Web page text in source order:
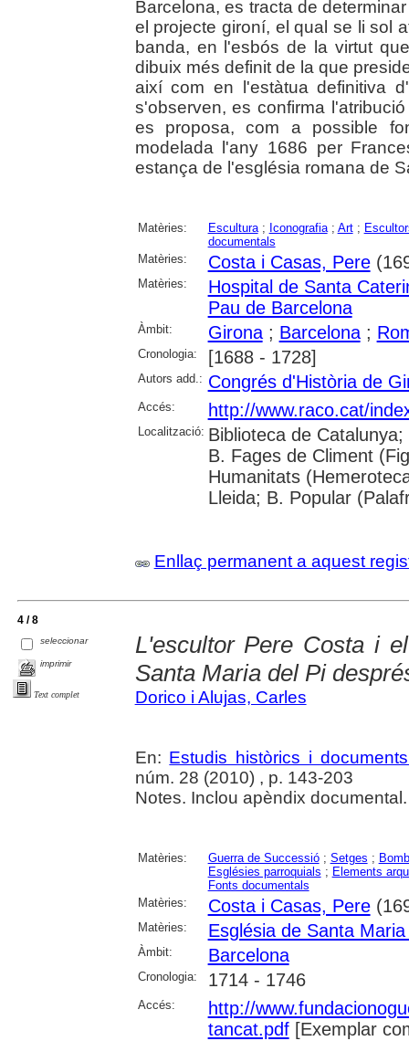
Barcelona, es tracta de
el projecte gironí, el qual se li sol
banda, en l'esbós de la virtut
dibuix més definit de la que
així com en l'estàtua definitiva
s'observen, es confirma
es proposa, com a possible
modelada l'any 1686 per
estança de l'església romana de
Matèries: Escultura; Iconografia; Art;
documentals
Matèries:
Costa i Casas, Pere
Matèries:
Hospital de Santa
Pau de Barcelona
Àmbit: Girona; Barcelona;
Cronologia: [1688 - 1728]
Autors add.: Congrés d'Història de
Accés: http://www.raco.cat/
Localització: Biblioteca de
B. Fages de Climent
Humanitats
Lleida; B. Popular
Enllaç permanent a aquest
4 / 8
seleccionar
imprimir
Text complet
L'escultor Pere Costa i
Santa Maria del Pi
Dorico i Alujas, Carles
En: Estudis històrics i
núm. 28 (2010) , p. 143-203
Notes. Inclou apèndix
Matèries: Guerra de Successió; Setges ;
Esglésies parroquials ; Elements
Fonts documentals
Matèries:
Costa i Casas, Pere
Matèries: Església de Santa
Àmbit: Barcelona
Cronologia: 1714 - 1746
Accés:
http://
tancat.pdf[Exemplar